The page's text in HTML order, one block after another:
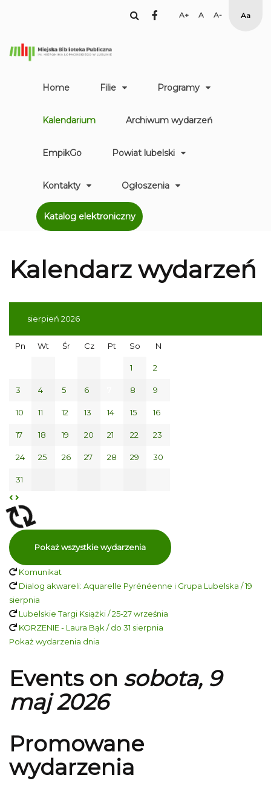
facebook
Set Set
Smaller
High
Home Filie Programy
Kalendarium Archiwum wydarzeń
EmpikGo Powiat lubelski
Kontakty Ogłoszenia
Katalog elektroniczny
Kalendarz wydarzeń
sierpień 2026
Pn Wt Śr Cz Pt So N
1 2
3 4 5 6 8 9
10 11 12 13 14 15 16
17 18 19 20 21 22 23
24 25 26 27 28 29 30
31
Pokaż wszystkie wydarzenia
Komunikat
Dialog akwareli: Aquarelle Pyrénéenne i Grupa Lubelska / 19
sierpnia
Lubelskie Targi Książki / 25-27 września
KORZENIE - Laura Bąk / do 31 sierpnia
Pokaż wydarzenia dnia
Events on sobota, 9
maj 2026
Promowane
wydarzenia